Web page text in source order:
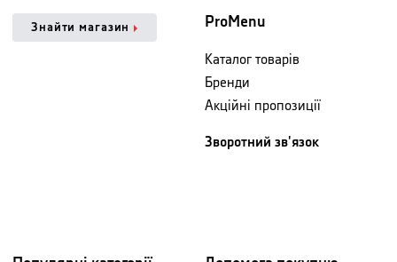
Знайти магазин ProMenu
Каталог товарів
Бренди
Акційні пропозиції
Зворотний зв'язок